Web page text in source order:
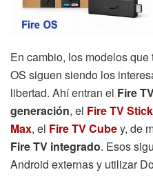
En cambio, los modelos
OS siguen siendo los
libertad. Ahí entran el Fire
generación, el Fire TV
Max, el Fire TV Cubey, de
Fire TV integrado. Esos
Android externas y utilizar